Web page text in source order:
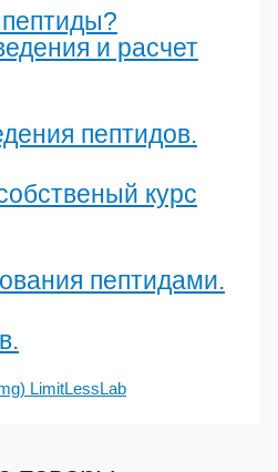
и расчет
пептидов.
курс
пептидами.
LimitLessLab